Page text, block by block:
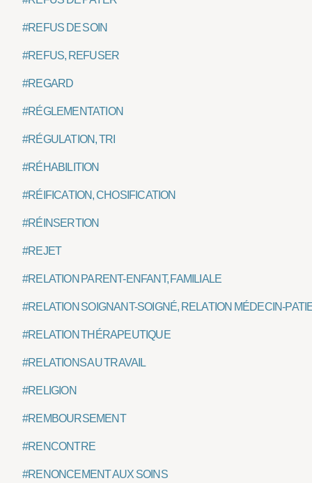
#REFUS DE SOIN
#REFUS, REFUSER
#REGARD
#RÉGLEMENTATION
#RÉGULATION, TRI
#RÉHABILITION
#RÉIFICATION, CHOSIFICATION
#RÉINSERTION
#REJET
#RELATION PARENT-ENFANT, FAMILIALE
#RELATION SOIGNANT-SOIGNÉ, RELATION MÉDECIN-
#RELATION THÉRAPEUTIQUE
#RELATIONS AU TRAVAIL
#RELIGION
#REMBOURSEMENT
#RENCONTRE
#RENONCEMENT AUX SOINS